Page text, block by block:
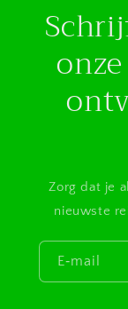
Zorg dat je
nieuwste
E‑mail